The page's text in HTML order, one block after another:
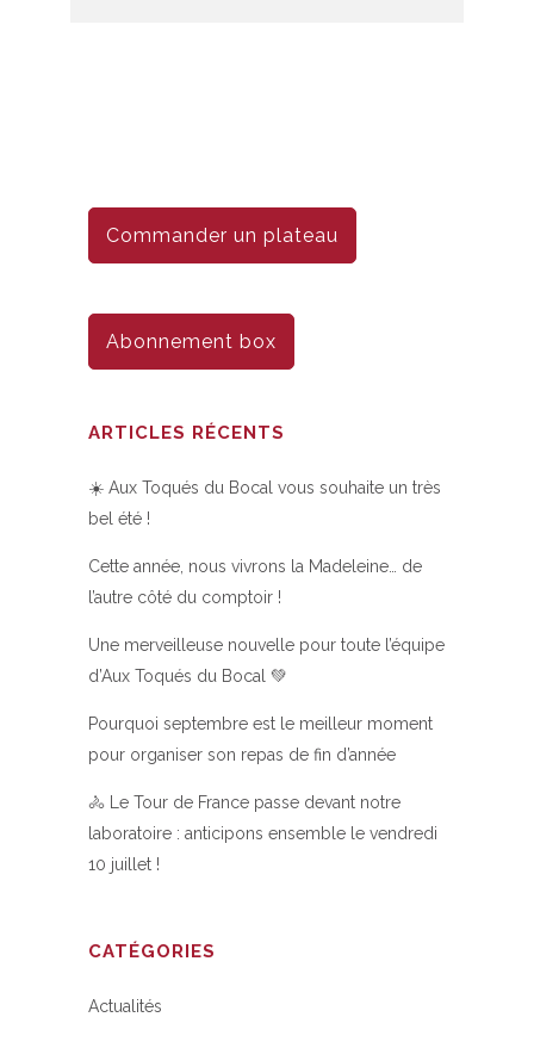
Commander un plateau
Abonnement box
ARTICLES RÉCENTS
☀️ Aux Toqués du Bocal vous souhaite un très
bel été !
Cette année, nous vivrons la Madeleine… de
l’autre côté du comptoir !
Une merveilleuse nouvelle pour toute l’équipe
d’Aux Toqués du Bocal 💚
Pourquoi septembre est le meilleur moment
pour organiser son repas de fin d’année
🚴 Le Tour de France passe devant notre
laboratoire : anticipons ensemble le vendredi
10 juillet !
CATÉGORIES
Actualités